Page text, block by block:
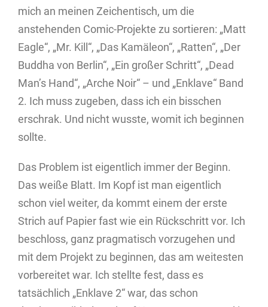
mich an meinen Zeichentisch, um die
anstehenden Comic-Projekte zu sortieren: „Matt
Eagle“, „Mr. Kill“, „Das Kamäleon“, „Ratten“, „Der
Buddha von Berlin“, „Ein großer Schritt“, „Dead
Man’s Hand“, „Arche Noir“ – und „Enklave“ Band
2. Ich muss zugeben, dass ich ein bisschen
erschrak. Und nicht wusste, womit ich beginnen
sollte.
Das Problem ist eigentlich immer der Beginn.
Das weiße Blatt. Im Kopf ist man eigentlich
schon viel weiter, da kommt einem der erste
Strich auf Papier fast wie ein Rückschritt vor. Ich
beschloss, ganz pragmatisch vorzugehen und
mit dem Projekt zu beginnen, das am weitesten
vorbereitet war. Ich stellte fest, dass es
tatsächlich „Enklave 2“ war, das schon